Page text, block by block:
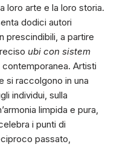
loro arte e la loro storia.
dodici autori
prescindibili, a partire
ubi con sistem
contemporanea. Artisti
si raccolgono in una
individui, sulla
limpida e pura,
i punti di
passato,